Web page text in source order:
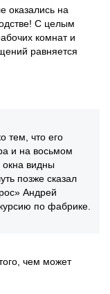
оказались на
С целым
комнат и
равняется
тем, что его
и на восьмом
окна видны
позже сказал
Андрей
по фабрике.
чем может